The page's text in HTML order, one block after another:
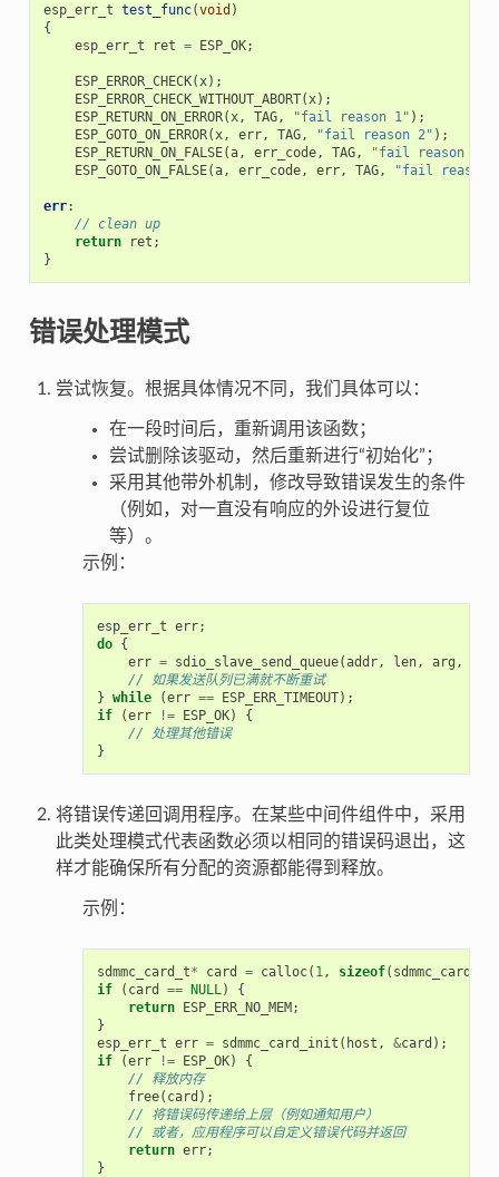
esp_err_t test_func(void )
{
esp_err_t
ret = ESP_OK;
ESP_ERROR_CHECK(x);
ESP_ERROR_CHECK_WITHOUT_ABORT(x);
ESP_RETURN_ON_ERROR(x, TAG, "fail reason 1" );
ESP_GOTO_ON_ERROR(x, err, TAG, "fail reason 2" );
ESP_RETURN_ON_FALSE(a, err_code, TAG, "fail reason 3"
ESP_GOTO_ON_FALSE(a, err_code, err, TAG, "fail reason
err:
// clean up
return
ret ;
}
错误处理模式
尝试恢复。根据具体情况不同，我们具体可以：
在一段时间后，重新调用该函数；
尝试删除该驱动，然后重新进行“初始化”；
采用其他带外机制，修改导致错误发生的条件
（例如，对一直没有响应的外设进行复位
等）。
示例：
esp_err_t err;
do {
err = sdio_slave_send_queue(addr, len, arg ,
// 如果发送队列已满就不断重试
} while (err == ESP_ERR_TIMEOUT);
if
(err != ESP_OK)
{
// 处理其他错误
}
将错误传递回调用程序。在某些中间件组件中，采用
此类处理模式代表函数必须以相同的错误码退出，这
样才能确保所有分配的资源都能得到释放。
示例：
sdmmc_card_t* card = calloc( 1, sizeof( sdmmc_card_t
if
( card == NULL)
{
return ESP_ERR_NO_MEM;
}
esp_err_t err = sdmmc_card_init ( host , &card );
if
(err != ESP_OK)
{
// 释放内存
free( card );
// 将错误码传递给上层（例如通知用户）
// 或者，应用程序可以自定义错误代码并返回
return err;
}